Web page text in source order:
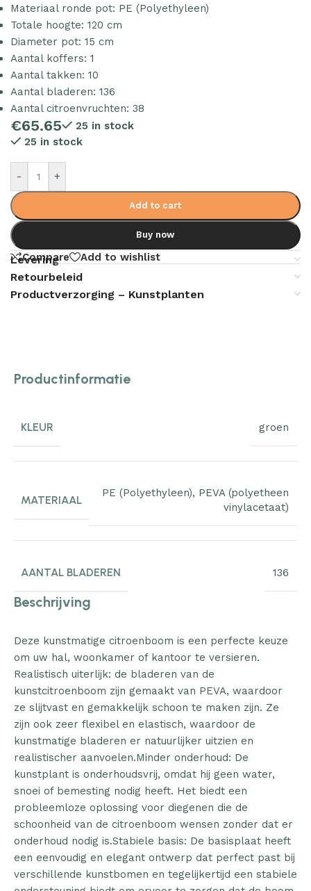
Materiaal ronde pot: PE (Polyethyleen)
Totale hoogte: 120 cm
Diameter pot: 15 cm
Aantal koffers: 1
Aantal takken: 10
Aantal bladeren: 136
Aantal citroenvruchten: 38
€65.65
25 in stock
25 in stock
- +
Add to cart
Buy now
Compare Add to wishlist
Levering
Retourbeleid
Productverzorging – Kunstplanten
Productinformatie
KLEUR groen
MATERIAAL
PE (Polyethyleen), PEVA (polyetheen
vinylacetaat)
AANTAL BLADEREN 136
Beschrijving
Deze kunstmatige citroenboom is een perfecte keuze
om uw hal, woonkamer of kantoor te versieren.
Realistisch uiterlijk: de bladeren van de
kunstcitroenboom zijn gemaakt van PEVA, waardoor
ze slijtvast en gemakkelijk schoon te maken zijn. Ze
zijn ook zeer flexibel en elastisch, waardoor de
kunstmatige bladeren er natuurlijker uitzien en
realistischer aanvoelen.Minder onderhoud: De
kunstplant is onderhoudsvrij, omdat hij geen water,
snoei of bemesting nodig heeft. Het biedt een
probleemloze oplossing voor diegenen die de
schoonheid van de citroenboom wensen zonder dat er
onderhoud nodig is.Stabiele basis: De basisplaat heeft
een eenvoudig en elegant ontwerp dat perfect past bij
verschillende kunstbomen en tegelijkertijd een stabiele